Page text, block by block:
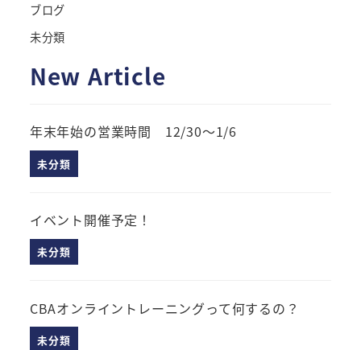
ブログ
未分類
New Article
年末年始の営業時間 12/30～1/6
未分類
イベント開催予定！
未分類
CBAオンライントレーニングって何するの？
未分類